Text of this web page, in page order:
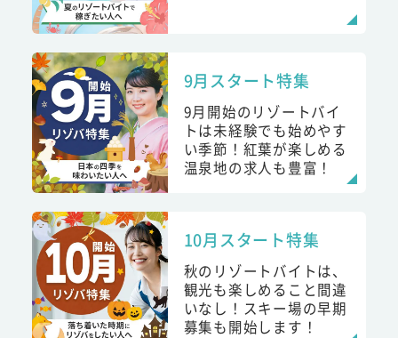
9月スタート特集
9月開始のリゾートバイ
トは未経験でも始めやす
い季節！紅葉が楽しめる
温泉地の求人も豊富！
10月スタート特集
秋のリゾートバイトは、
観光も楽しめること間違
いなし！スキー場の早期
募集も開始します！